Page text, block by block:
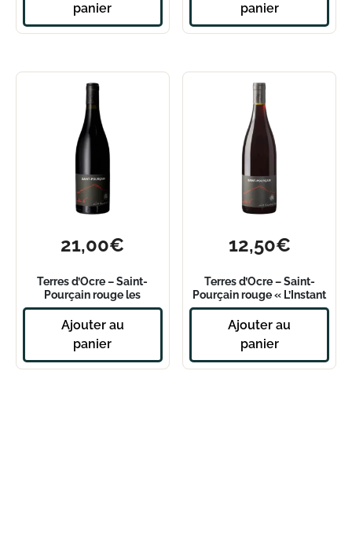
panier
panier
21,00€
Terres d’Ocre – Saint-
Pourçain rouge les
Ardelles 2023
Ajouter au
panier
12,50€
Terres d’Ocre – Saint-
Pourçain rouge « L’Instant
T » 2023
Ajouter au
panier